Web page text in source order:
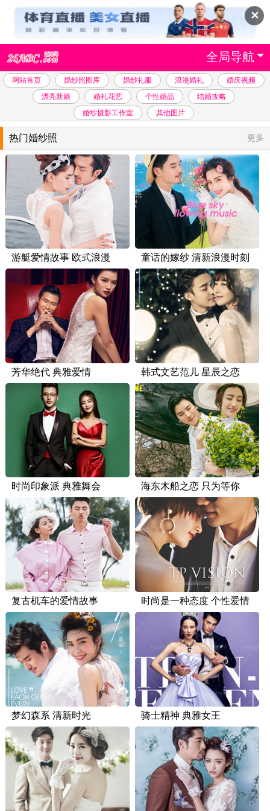
✕
全局导航
网站首页 婚纱照图库 婚纱礼服 浪漫婚礼
婚庆视频
漂亮新娘
婚礼花艺 个性婚品
结婚攻略
婚纱摄影工作室
其他图片
更多
热门婚纱照
游艇爱情故事 欧式浪漫 童话的嫁纱 清新浪漫时刻
芳华绝代 典雅爱情 韩式文艺范儿 星辰之恋
时尚印象派 典雅舞会 海东木船之恋 只为等你
复古机车的爱情故事 时尚是一种态度 个性爱情
梦幻森系 清新时光 骑士精神 典雅女王